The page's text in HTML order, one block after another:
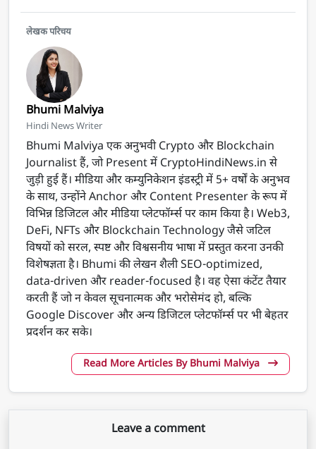
लेखक परिचय
Bhumi Malviya
Hindi News Writer
Bhumi Malviya एक अनुभवी Crypto और Blockchain
Journalist हैं, जो Present में CryptoHindiNews.in से
जुड़ी हुई हैं। मीडिया और कम्युनिकेशन इंडस्ट्री में 5+ वर्षों के अनुभव
के साथ, उन्होंने Anchor और Content Presenter के रूप में
विभिन्न डिजिटल और मीडिया प्लेटफॉर्म्स पर काम किया है। Web3,
DeFi, NFTs और Blockchain Technology जैसे जटिल
विषयों को सरल, स्पष्ट और विश्वसनीय भाषा में प्रस्तुत करना उनकी
विशेषज्ञता है। Bhumi की लेखन शैली SEO-optimized,
data-driven और reader-focused है। वह ऐसा कंटेंट तैयार
करती हैं जो न केवल सूचनात्मक और भरोसेमंद हो, बल्कि
Google Discover और अन्य डिजिटल प्लेटफॉर्म्स पर भी बेहतर
प्रदर्शन कर सके।
Read More Articles By Bhumi Malviya
Leave a comment